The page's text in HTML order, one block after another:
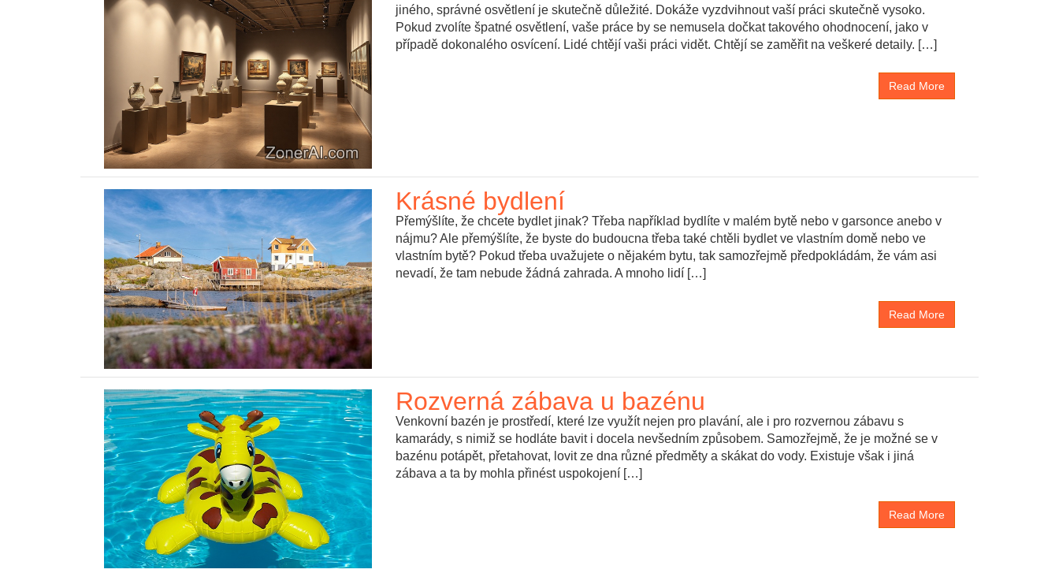
jiného, správné osvětlení je skutečně důležité. Dokáže vyzdvihnout vaší práci skutečně vysoko.
Pokud zvolíte špatné osvětlení, vaše práce by se nemusela dočkat takového ohodnocení, jako v
případě dokonalého osvícení. Lidé chtějí vaši práci vidět. Chtějí se zaměřit na veškeré detaily. […]
Read More
Krásné bydlení
Přemýšlíte, že chcete bydlet jinak? Třeba například bydlíte v malém bytě nebo v garsonce anebo v
nájmu? Ale přemýšlíte, že byste do budoucna třeba také chtěli bydlet ve vlastním domě nebo ve
vlastním bytě? Pokud třeba uvažujete o nějakém bytu, tak samozřejmě předpokládám, že vám asi
nevadí, že tam nebude žádná zahrada. A mnoho lidí […]
Read More
Rozverná zábava u bazénu
Venkovní bazén je prostředí, které lze využít nejen pro plavání, ale i pro rozvernou zábavu s
kamarády, s nimiž se hodláte bavit i docela nevšedním způsobem. Samozřejmě, že je možné se v
bazénu potápět, přetahovat, lovit ze dna různé předměty a skákat do vody. Existuje však i jiná
zábava a ta by mohla přinést uspokojení […]
Read More